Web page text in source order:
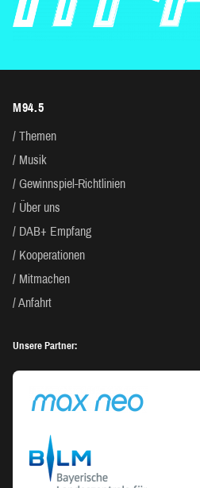
M94.5
Themen
Musik
Gewinnspiel-Richtlinien
Über uns
DAB+ Empfang
Kooperationen
Mitmachen
Anfahrt
Unsere Partner: